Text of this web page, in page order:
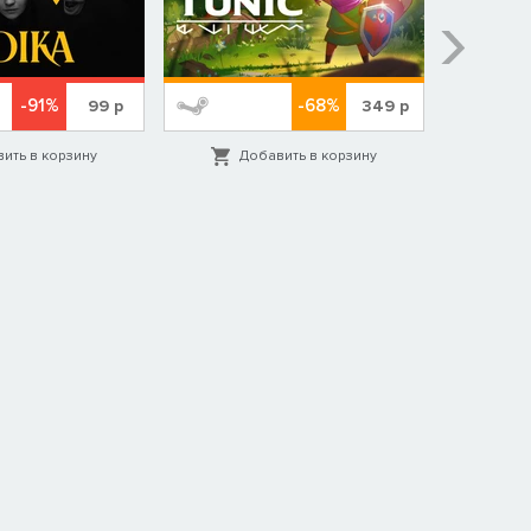
-91% 99р
в корзину
-68% 349р
Добавить в корзину